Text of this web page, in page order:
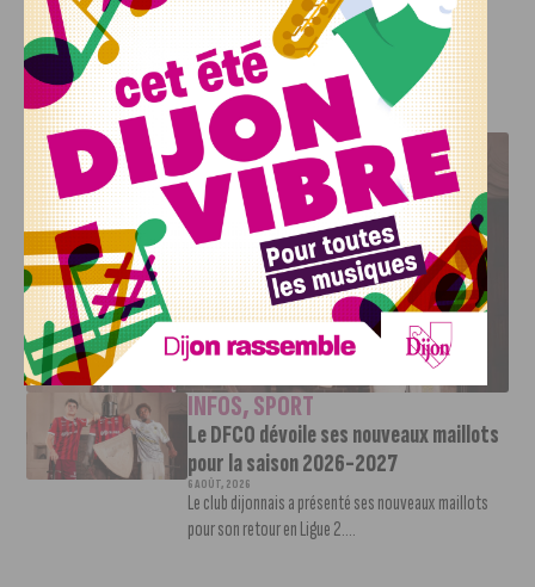
notre lien).
J'AIME LE DFCO
LE DFCO DÉVOILE SES NOUVEAUX MAILLOTS POUR LA
SAISON 2026-2027
INFOS,SPORT
Le DFCO dévoile ses nouveaux maillots
pour la saison 2026-2027
6 AOÛT, 2026
Le club dijonnais a présenté ses nouveaux maillots
pour son retour en Ligue 2....